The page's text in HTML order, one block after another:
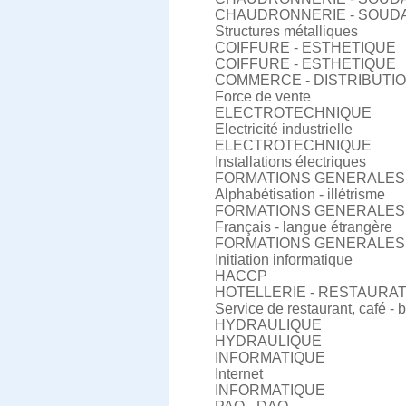
CHAUDRONNERIE -
Structures métalliques
COIFFURE - ESTHETIQUE
COIFFURE - ESTHETIQUE
COMMERCE -
Force de vente
ELECTROTECHNIQUE
Electricité industrielle
ELECTROTECHNIQUE
Installations électriques
FORMATIONS GENERALES
Alphabétisation - illétrisme
FORMATIONS GENERALES
Français - langue étrangère
FORMATIONS GENERALES
Initiation informatique
HACCP
HOTELLERIE -
Service de restaurant, café -
HYDRAULIQUE
HYDRAULIQUE
INFORMATIQUE
Internet
INFORMATIQUE